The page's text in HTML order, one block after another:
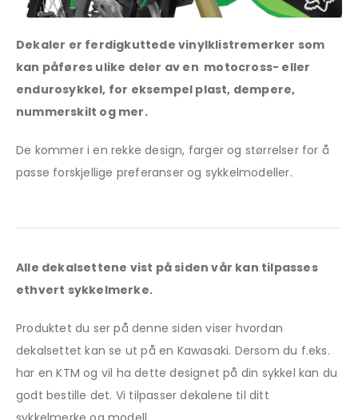
Dekaler er ferdigkuttede vinylklistremerker som
kan påføres ulike deler av en motocross- eller
endurosykkel, for eksempel plast, dempere,
nummerskilt og mer.
De kommer i en rekke design, farger og størrelser for å
passe forskjellige preferanser og sykkelmodeller.
Alle dekalsettene vist på siden vår kan tilpasses
ethvert sykkelmerke.
Produktet du ser på denne siden viser hvordan
dekalsettet kan se ut på en Kawasaki. Dersom du f.eks.
har en KTM og vil ha dette designet på din sykkel kan du
godt bestille det. Vi tilpasser dekalene til ditt